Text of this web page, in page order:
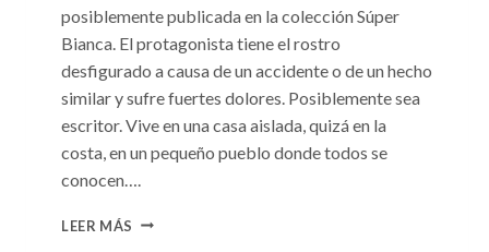
posiblemente publicada en la colección Súper
Bianca. El protagonista tiene el rostro
desfigurado a causa de un accidente o de un hecho
similar y sufre fuertes dolores. Posiblemente sea
escritor. Vive en una casa aislada, quizá en la
costa, en un pequeño pueblo donde todos se
conocen….
LEER MÁS CONSULTA